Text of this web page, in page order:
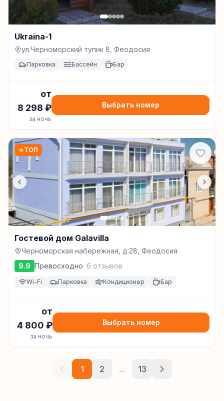
Ukraina-1
ул.Черноморский тупик 8, Феодосия
Парковка Бассейн Бар
от
8 298 ₽
за ночь
Выбрать номер
★ТОП
Гостевой дом Galavilla
Черноморская набережная, д.28, Феодосия
9.9 Превосходно· 6 отзывов
Wi-Fi Парковка Кондиционер Бар
от
4 800 ₽
за ночь
Выбрать номер
1 2 ... 13